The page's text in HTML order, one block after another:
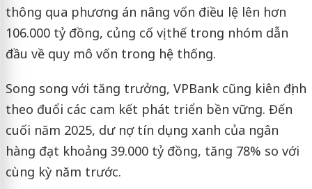
thông qua phương án nâng vốn điều lệ lên hơn
106.000 tỷ đồng, củng cố vị thế trong nhóm dẫn
đầu về quy mô vốn trong hệ thống.
Song song với tăng trưởng, VPBank cũng kiên định
theo đuổi các cam kết phát triển bền vững. Đến
cuối năm 2025, dư nợ tín dụng xanh của ngân
hàng đạt khoảng 39.000 tỷ đồng, tăng 78% so với
cùng kỳ năm trước.